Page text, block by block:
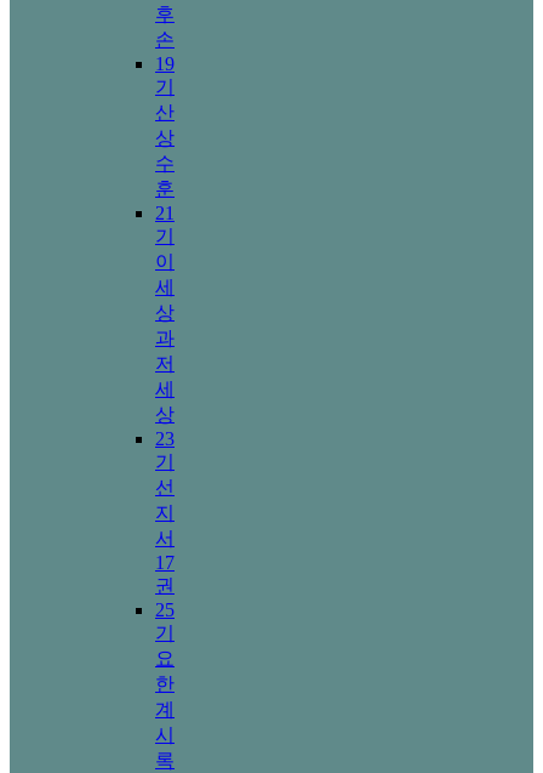
후
손
19
기
산
상
수
훈
21
기
이
세
상
과
저
세
상
23
기
선
지
서
17
권
25
기
요
한
계
시
록